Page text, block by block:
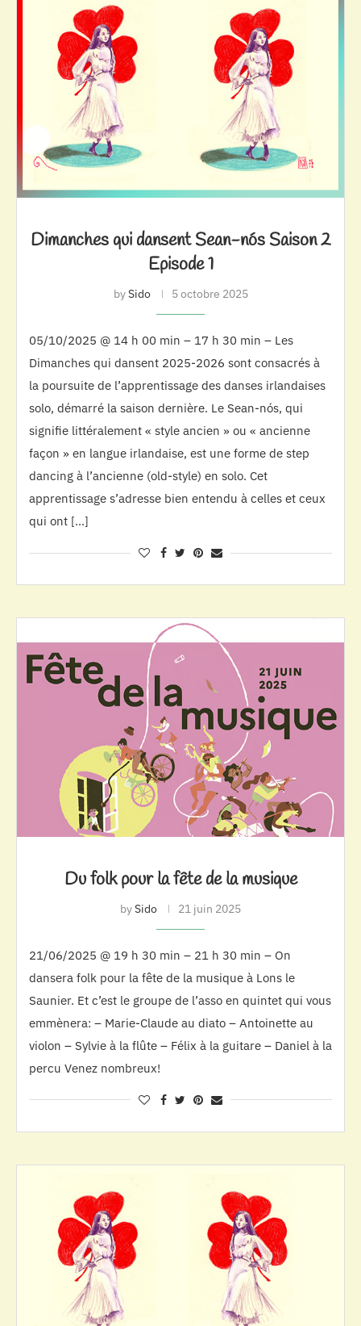
Dimanches qui dansent Sean-nós Saison 2
Episode 1
bySido 5 octobre 2025
05/10/2025 @ 14 h 00 min – 17 h 30 min – Les
Dimanches qui dansent 2025-2026 sont consacrés à
la poursuite de l’apprentissage des danses irlandaises
solo, démarré la saison dernière. Le Sean-nós, qui
signifie littéralement « style ancien » ou « ancienne
façon » en langue irlandaise, est une forme de step
dancing à l’ancienne (old-style) en solo. Cet
apprentissage s’adresse bien entendu à celles et ceux
qui ont […]
Du folk pour la fête de la musique
bySido 21 juin 2025
21/06/2025 @ 19 h 30 min – 21 h 30 min – On
dansera folk pour la fête de la musique à Lons le
Saunier. Et c’est le groupe de l’asso en quintet qui vous
emmènera: – Marie-Claude au diato – Antoinette au
violon – Sylvie à la flûte – Félix à la guitare – Daniel à la
percu Venez nombreux!